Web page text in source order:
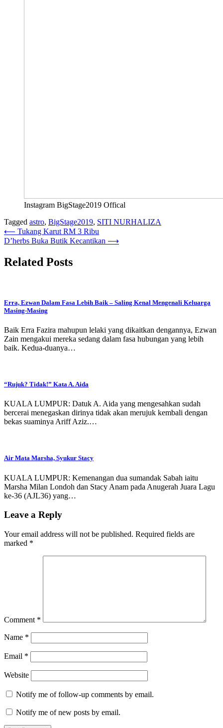
Instagram BigStage2019 Offical
Tagged astro, BigStage2019, SITI NURHALIZA
Post
navigation
⟵ Tukang Karut RM 3 Ribu
D’herbs Buka Butik Kecantikan ⟶
Related Posts
Erra, Ezwan Dalam Fasa Lebih Baik – Saling Kenal Mengenali Keluarga
Masing-Masing
Baik Erra Fazira mahupun lelaki yang dikaitkan dengannya, Ezwan
Zain mengakui mereka sedang dalam fasa hubungan yang lebih
baik. Kedua-duanya…
“Rujuk? Tidak!” Kata A. Aida
KUALA LUMPUR: Datuk A. Aida yang mengesahkan sudah
bercerai menegaskan dirinya tidak akan merujuk kembali dengan
bekas suaminya Ariff Aziz.…
Air Mata Marsha, Syukur Stacy
KUALA LUMPUR: Kemenangan dua sumandak Sabah iaitu
Marsha Milan Londoh dan Stacy Anam pada Anugerah Juara Lagu
ke-36 (AJL36) yang…
Leave a Reply
Your email address will not be published. Required fields are
marked *
Comment *
Name *
Email *
Website
Notify me of follow-up comments by email.
Notify me of new posts by email.